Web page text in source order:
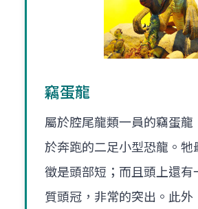
竊蛋龍
屬於腔尾龍類一員的竊蛋龍
於奔跑的二足小型恐龍。牠
徵是頭部短；而且頭上還有
質頭冠，非常的突出。此外